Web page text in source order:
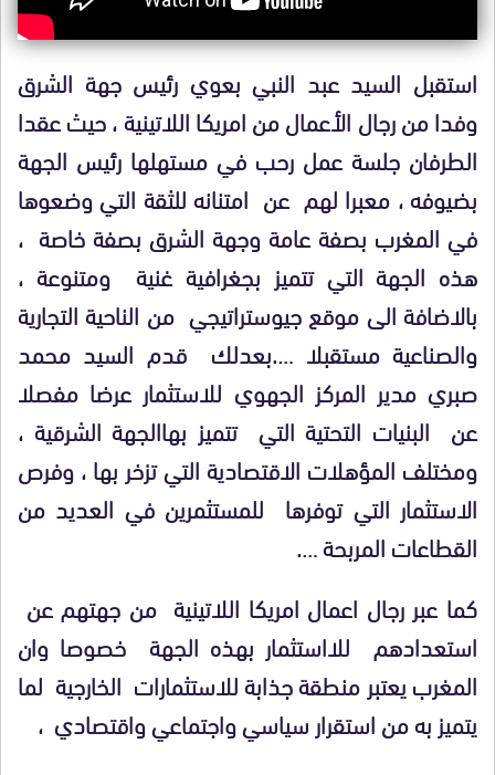
استقبل السيد عبد النبي بعوي رئيس جهة الشرق
وفدا من رجال الأعمال من امريكا اللاتينية ، حيث عقدا
الطرفان جلسة عمل رحب في مستهلها رئيس الجهة
بضيوفه ، معبرا لهم عن امتنانه للثقة التي وضعوها
في المغرب بصفة عامة وجهة الشرق بصفة خاصة ،
هذه الجهة التي تتميز بجغرافية غنية ومتنوعة ،
بالاضافة الى موقع جيوستراتيجي من الناحية التجارية
والصناعية مستقبلا ….بعدلك قدم السيد محمد
صبري مدير المركز الجهوي للاستثمار عرضا مفصلا
عن البنيات التحتية التي تتميز بهاالجهة الشرقية ،
ومختلف المؤهلات الاقتصادية التي تزخر بها ، وفرص
الاستثمار التي توفرها للمستثمرين في العديد من
القطاعات المربحة ….
كما عبر رجال اعمال امريكا اللاتينية من جهتهم عن
استعدادهم للااستثمار بهذه الجهة خصوصا وان
المغرب يعتبر منطقة جذابة للاستثمارات الخارجية لما
يتميز به من استقرار سياسي واجتماعي واقتصادي ،